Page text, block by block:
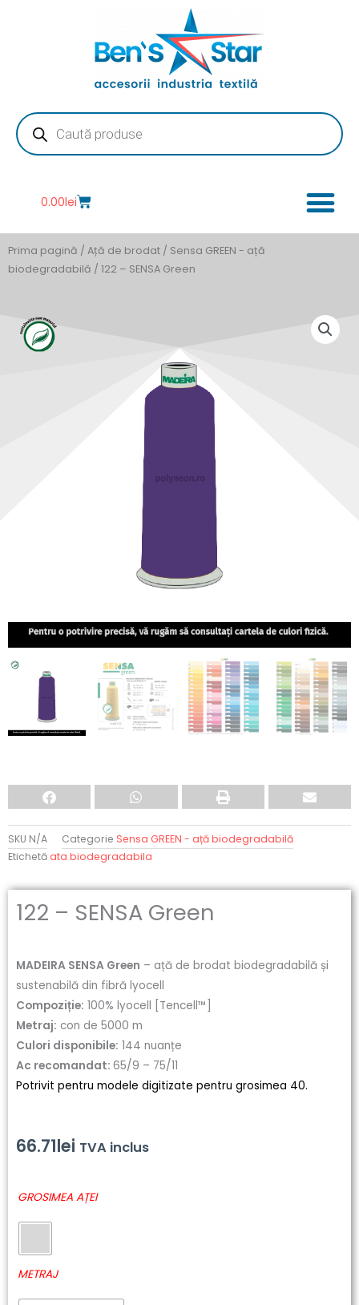
Products
search
0.00leiCart
Prima pagină / Ață de brodat / Sensa GREEN - ață
biodegradabilă / 122 – SENSA Green
SKU N/A Categorie Sensa GREEN - ață biodegradabilă
Etichetă ata biodegradabila
122 – SENSA Green
MADEIRA SENSA Green – ață de brodat biodegradabilă și
sustenabilă din fibră lyocell
Compoziție: 100% lyocell [Tencell™]
Metraj: con de 5000 m
Culori disponibile: 144 nuanțe
Ac recomandat: 65/9 – 75/11
Potrivit pentru modele digitizate pentru grosimea 40.
66.71lei TVA inclus
GROSIMEA AȚEI
METRAJ
Cantitate
SENSA
Green